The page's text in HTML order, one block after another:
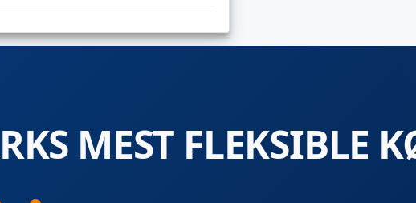
MEST FLEKSIBLE